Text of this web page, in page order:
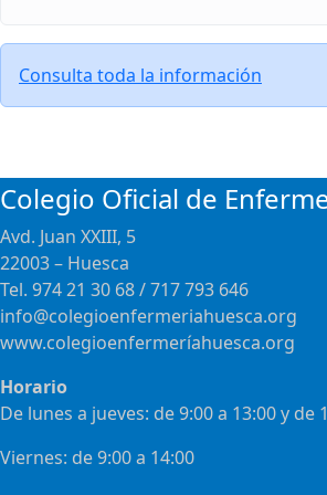
Consulta toda la información
Colegio Oficial de
Avd. Juan XXIII, 5
22003 – Huesca
Tel. 974 21 30 68 / 717 793 646
info@colegioenfermeriahuesca.org
www.colegioenfermeríahuesca.org
Horario
De lunes a jueves: de 9:00 a 13:00 y de
Viernes: de 9:00 a 14:00